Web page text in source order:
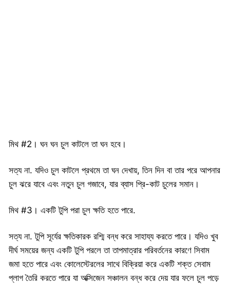
মিথ #2। ঘন ঘন চুল কাটলে তা ঘন হবে।
সত্য না. যদিও চুল কাটলে প্রথমে তা ঘন দেখায়, তিন দিন বা তার পরে আপনার
চুল ঝরে যাবে এবং নতুন চুল গজাবে, যার ব্যাস প্রি-কাট চুলের সমান।
মিথ #3। একটি টুপি পরা চুল ক্ষতি হতে পারে.
সত্য না. টুপি সূর্যের ক্ষতিকারক রশ্মি বন্ধ করে সাহায্য করতে পারে। যদিও খুব
দীর্ঘ সময়ের জন্য একটি টুপি পরলে তা তাপমাত্রার পরিবর্তনের কারণে সিবাম
জমা হতে পারে এবং কোলেস্টেরলের সাথে বিক্রিয়া করে একটি শক্ত সেবাম
প্লাগ তৈরি করতে পারে যা অক্সিজেন সঞ্চালন বন্ধ করে দেয় যার ফলে চুল পড়ে